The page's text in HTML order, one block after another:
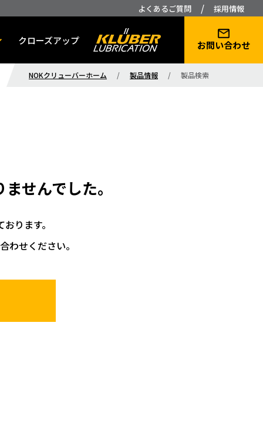
よくあるご質問 / 採用情報
クローズアップ お問い合わせ
NOKクリューバーホーム / 製品情報 / 製品検索
せんでした。
ります。
わせください。